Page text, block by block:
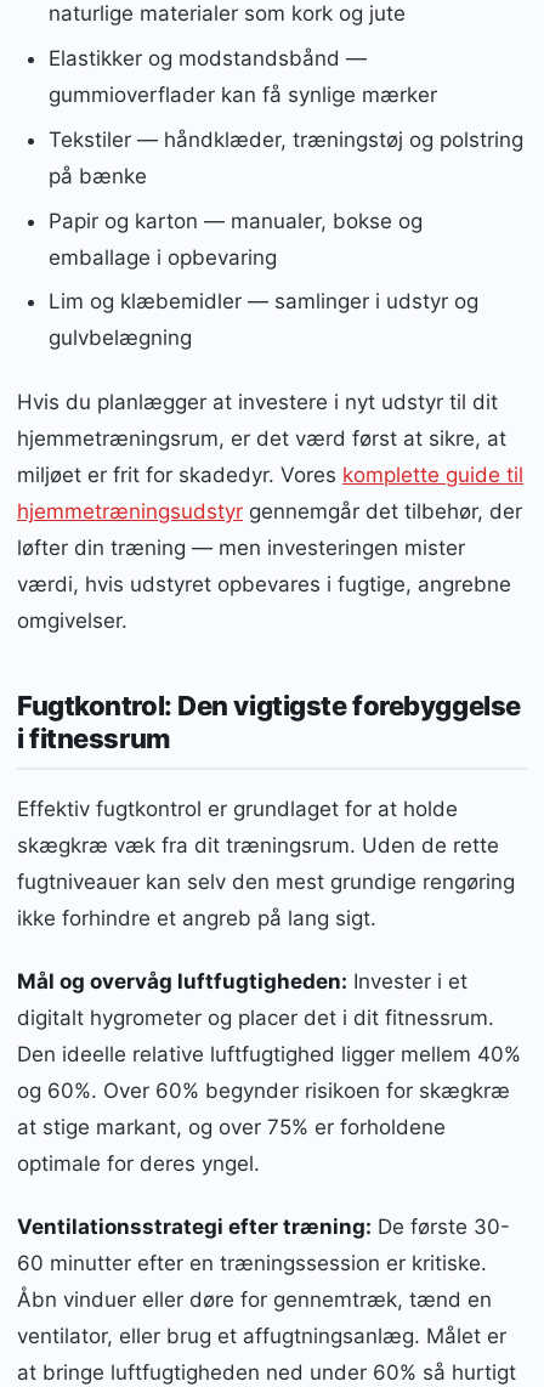
naturlige materialer som kork og jute
Elastikker og modstandsbånd —
gummioverflader kan få synlige mærker
Tekstiler — håndklæder, træningstøj og polstring
på bænke
Papir og karton — manualer, bokse og
emballage i opbevaring
Lim og klæbemidler — samlinger i udstyr og
gulvbelægning
Hvis du planlægger at investere i nyt udstyr til dit
hjemmetræningsrum, er det værd først at sikre, at
miljøet er frit for skadedyr. Vores komplette guide til
hjemmetræningsudstyr gennemgår det tilbehør, der
løfter din træning — men investeringen mister
værdi, hvis udstyret opbevares i fugtige, angrebne
omgivelser.
Fugtkontrol: Den vigtigste forebyggelse
i fitnessrum
Effektiv fugtkontrol er grundlaget for at holde
skægkræ væk fra dit træningsrum. Uden de rette
fugtniveauer kan selv den mest grundige rengøring
ikke forhindre et angreb på lang sigt.
Mål og overvåg luftfugtigheden: Invester i et
digitalt hygrometer og placer det i dit fitnessrum.
Den ideelle relative luftfugtighed ligger mellem 40%
og 60%. Over 60% begynder risikoen for skægkræ
at stige markant, og over 75% er forholdene
optimale for deres yngel.
Ventilationsstrategi efter træning: De første 30-
60 minutter efter en træningssession er kritiske.
Åbn vinduer eller døre for gennemtræk, tænd en
ventilator, eller brug et affugtningsanlæg. Målet er
at bringe luftfugtigheden ned under 60% så hurtigt